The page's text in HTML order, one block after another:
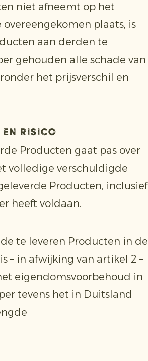
niet afneemt op het
plaats, is
aan derden te
gehouden alle schade van
het prijsverschil en
en risico
Producten gaat pas over
volledige verschuldigde
Producten, inclusief
heeft voldaan.
te leveren Producten in de
– in afwijking van artikel 2 –
eigendomsvoorbehoud in
tevens het in Duitsland